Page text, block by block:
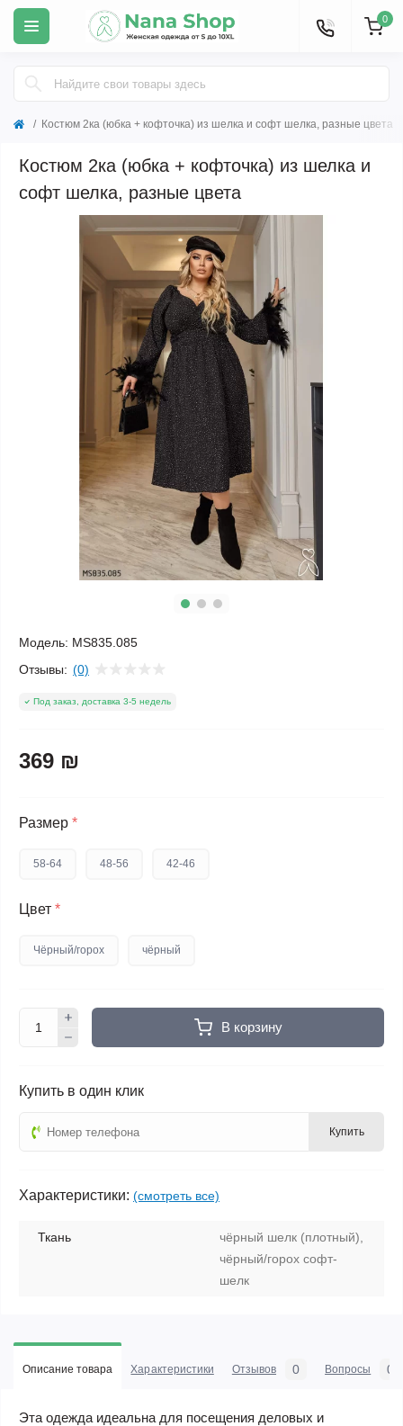
0
Костюм 2ка (юбка + кофточка) из шелка и софт шелка, разные цвета
Костюм 2ка (юбка + кофточка) из шелка и
софт шелка, разные цвета
Модель: MS835.085
Отзывы: (0)
Под заказ, доставка 3-5 недель
369 ₪
Размер *
58-64 48-56 42-46
Цвет *
Чёрный/горох чёрный
В корзину
Купить в один клик
Купить
Характеристики: (смотреть все)
Ткань
чёрный шелк (плотный),
чёрный/горох софт-
шелк
Описание товара Характеристики Отзывов 0 Вопросы 0
Эта одежда идеальна для посещения деловых и